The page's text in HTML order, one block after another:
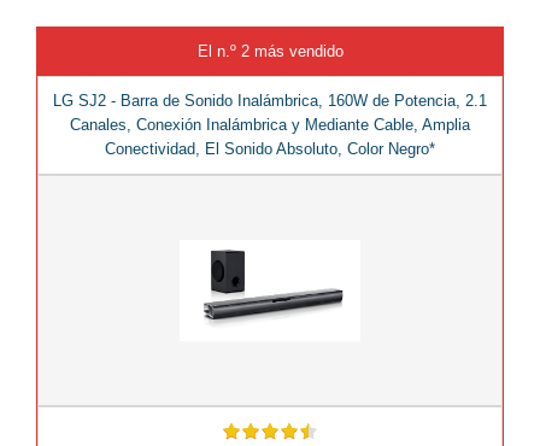
El n.º 2 más vendido
LG SJ2 - Barra de Sonido Inalámbrica, 160W de Potencia, 2.1
Canales, Conexión Inalámbrica y Mediante Cable, Amplia
Conectividad, El Sonido Absoluto, Color Negro*